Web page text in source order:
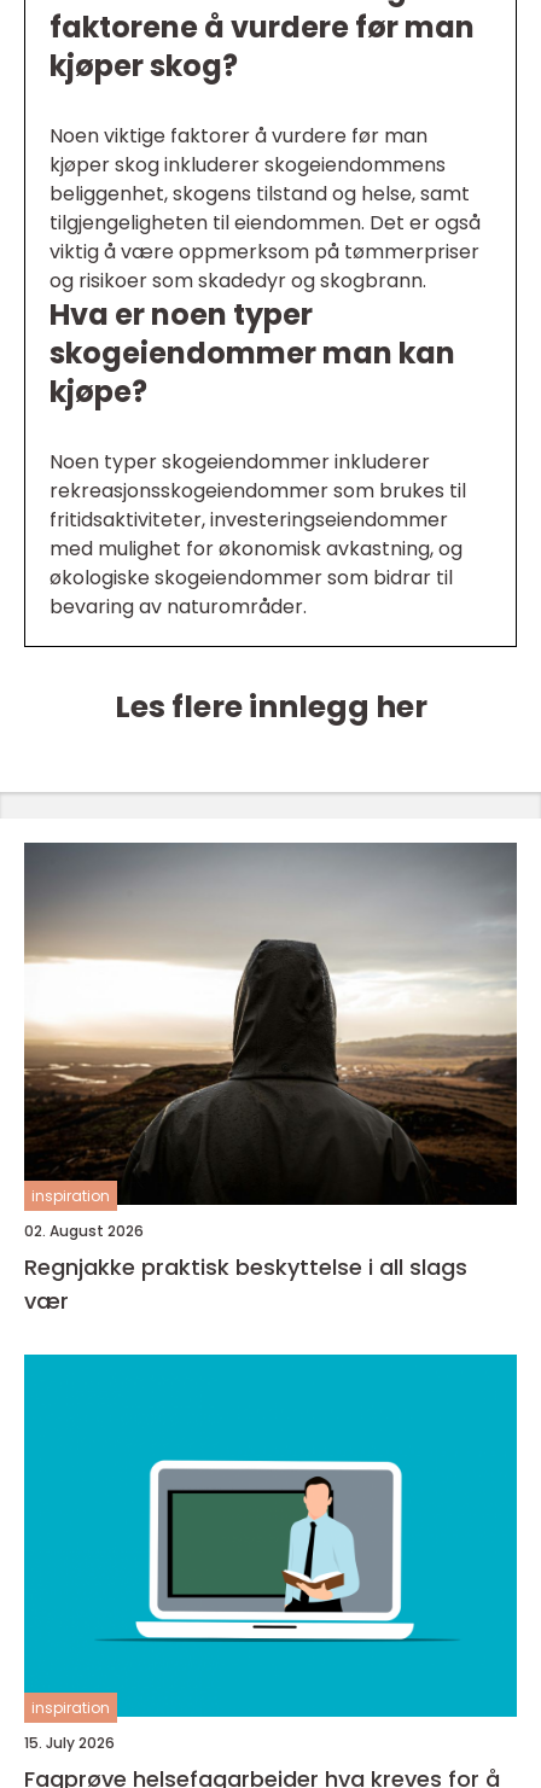
faktorene å vurdere før man
kjøper skog?
Noen viktige faktorer å vurdere før man
kjøper skog inkluderer skogeiendommens
beliggenhet, skogens tilstand og helse, samt
tilgjengeligheten til eiendommen. Det er også
viktig å være oppmerksom på tømmerpriser
og risikoer som skadedyr og skogbrann.
Hva er noen typer
skogeiendommer man kan
kjøpe?
Noen typer skogeiendommer inkluderer
rekreasjonsskogeiendommer som brukes til
fritidsaktiviteter, investeringseiendommer
med mulighet for økonomisk avkastning, og
økologiske skogeiendommer som bidrar til
bevaring av naturområder.
Les flere innlegg her
inspiration
02. August 2026
Regnjakke praktisk beskyttelse i all slags
vær
inspiration
15. July 2026
Fagprøve helsefagarbeider hva kreves for å